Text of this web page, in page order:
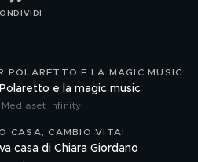
POLARETTO E LA MAGIC MUSIC
e la magic music
Mediaset Infinity
CASA, CAMBIO VITA!
casa di Chiara Giordano